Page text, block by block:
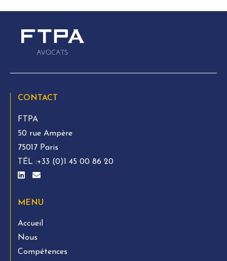
CONTACT
FTPA
50 rue Ampère
75017 Paris
TÉL :+33 (0)1 45 00 86 20
MENU
Accueil
Nous
Compétences